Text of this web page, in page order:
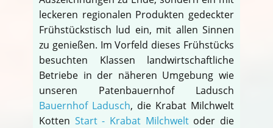
leckeren regionalen Produkten gedeckter
Frühstückstisch lud ein, mit allen Sinnen
zu genießen. Im Vorfeld dieses Frühstücks
besuchten Klassen landwirtschaftliche
Betriebe in der näheren Umgebung wie
unseren Patenbauernhof Ladusch
Bauernhof Ladusch, die Krabat Milchwelt
Kotten Start - Krabat Milchweltoder die